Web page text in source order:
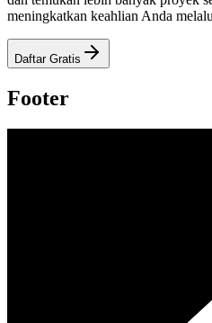
meningkatkan keahlian Anda
Daftar Gratis
Footer